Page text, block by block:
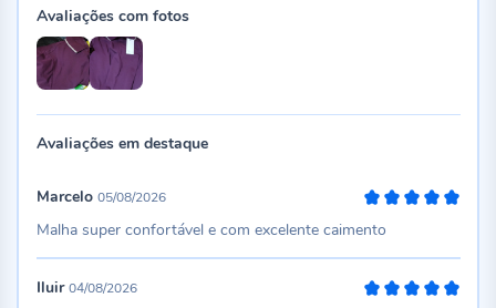
Avaliações com fotos
Avaliações em destaque
Marcelo 05/08/2026
Malha super confortável e com excelente caimento
Iluir 04/08/2026